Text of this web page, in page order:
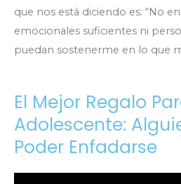
que nos está diciendo es: “No
emocionales suficientes ni
puedan sostenerme en lo que
El Mejor Regalo
Adolescente:
Poder Enfadarse